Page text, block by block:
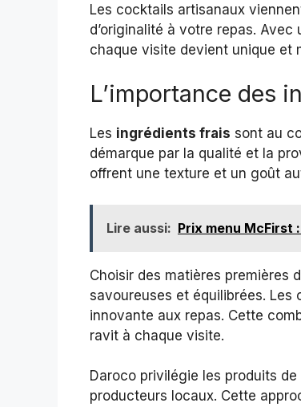
Les cocktails artisanaux
d’originalité à votre repas.
chaque visite devient unique et
L’importance des
Les ingrédients frais sont au
démarque par la qualité et la
offrent une texture et un goût
Lire aussi: Prix menu McFirst
Choisir des matières premières
savoureuses et équilibrées.
innovante aux repas. Cette
ravit à chaque visite.
Daroco privilégie les produits
producteurs locaux. Cette